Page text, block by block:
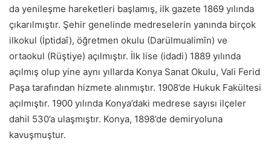
da yenileşme hareketleri başlamış, ilk gazete 1869 yılında
çıkarılmıştır. Şehir genelinde medreselerin yanında birçok
ilkokul (İptidaî), öğretmen okulu (Darülmualimîn) ve
ortaokul (Rüştiye) açılmıştır. İlk lise (idadi) 1889 yılında
açılmış olup yine aynı yıllarda Konya Sanat Okulu, Vali Ferid
Paşa tarafından hizmete alınmıştır. 1908’de Hukuk Fakültesi
açılmıştır. 1900 yılında Konya’daki medrese sayısı ilçeler
dahil 530’a ulaşmıştır. Konya, 1898’de demiryoluna
kavuşmuştur.